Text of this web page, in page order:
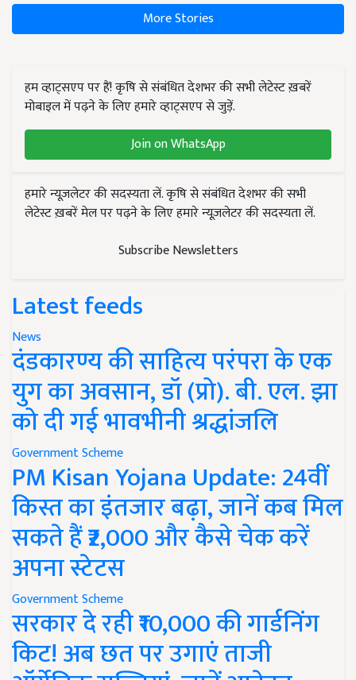
More Stories
हम व्हाट्सएप पर हैं! कृषि से संबंधित देशभर की सभी लेटेस्ट ख़बरें
मोबाइल में पढ़ने के लिए हमारे व्हाट्सएप से जुड़ें.
Join on WhatsApp
हमारे न्यूज़लेटर की सदस्यता लें. कृषि से संबंधित देशभर की सभी
लेटेस्ट ख़बरें मेल पर पढ़ने के लिए हमारे न्यूज़लेटर की सदस्यता लें.
Subscribe Newsletters
Latest feeds
News
दंडकारण्य की साहित्य परंपरा के एक
युग का अवसान, डॉ (प्रो). बी. एल. झा
को दी गई भावभीनी श्रद्धांजलि
Government Scheme
PM Kisan Yojana Update: 24वीं
किस्त का इंतजार बढ़ा, जानें कब मिल
सकते हैं ₹2,000 और कैसे चेक करें
अपना स्टेटस
Government Scheme
सरकार दे रही ₹10,000 की गार्डनिंग
किट! अब छत पर उगाएं ताजी